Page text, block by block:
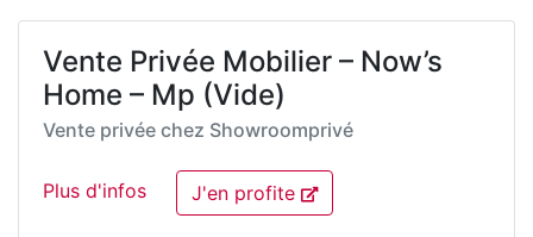
Vente Privée Mobilier – Now’s
Home – Mp (Vide)
Vente privée chez Showroomprivé
Plus d'infos J'en profite